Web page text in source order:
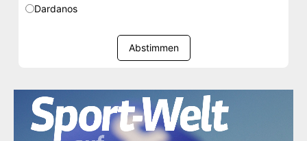
Dardanos
Abstimmen